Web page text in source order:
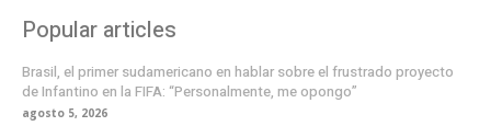
Popular articles
Brasil, el primer sudamericano en hablar sobre el frustrado proyecto
de Infantino en la FIFA: “Personalmente, me opongo”
agosto 5, 2026